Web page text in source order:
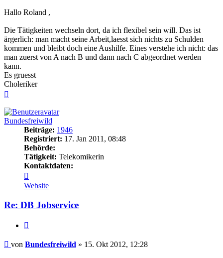
Hallo Roland ,
Die Tätigkeiten wechseln dort, da ich flexibel sein will. Das ist
ärgerlich: man macht seine Arbeit,laesst sich nichts zu Schulden
kommen und bleibt doch eine Aushilfe. Eines verstehe ich nicht: das
man zuerst von A nach B und dann nach C abgeordnet werden
kann.
Es gruesst
Choleriker
Bundesfreiwild
Beiträge: 1946
Registriert: 17. Jan 2011, 08:48
Behörde:
Tätigkeit: Telekomikerin
Kontaktdaten:
von
Bundesfreiwild
Website
Re: DB Jobservice
Beitrag
von Bundesfreiwild » 15. Okt 2012, 12:28